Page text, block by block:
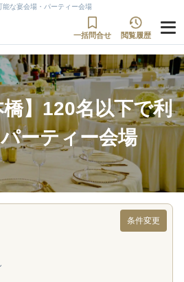
能な宴会場・パーティー会場
一括問合せ 閲覧履歴
】120名以下で利
ーティー会場
条件変更